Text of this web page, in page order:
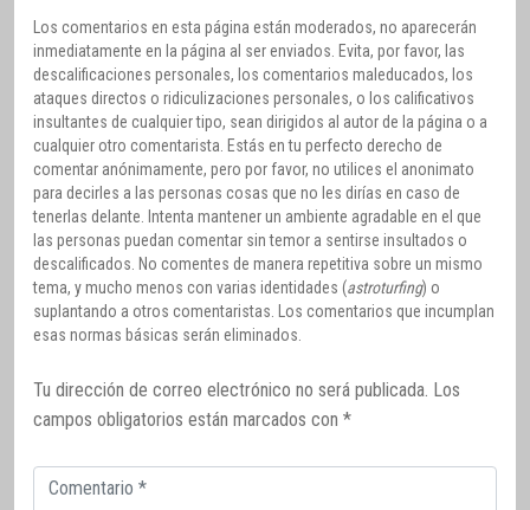
Los comentarios en esta página están moderados, no aparecerán
inmediatamente en la página al ser enviados. Evita, por favor, las
descalificaciones personales, los comentarios maleducados, los
ataques directos o ridiculizaciones personales, o los calificativos
insultantes de cualquier tipo, sean dirigidos al autor de la página o a
cualquier otro comentarista. Estás en tu perfecto derecho de
comentar anónimamente, pero por favor, no utilices el anonimato
para decirles a las personas cosas que no les dirías en caso de
tenerlas delante. Intenta mantener un ambiente agradable en el que
las personas puedan comentar sin temor a sentirse insultados o
descalificados. No comentes de manera repetitiva sobre un mismo
tema, y mucho menos con varias identidades (astroturfing) o
suplantando a otros comentaristas. Los comentarios que incumplan
esas normas básicas serán eliminados.
Tu dirección de correo electrónico no será publicada. Los
campos obligatorios están marcados con *
Comentario